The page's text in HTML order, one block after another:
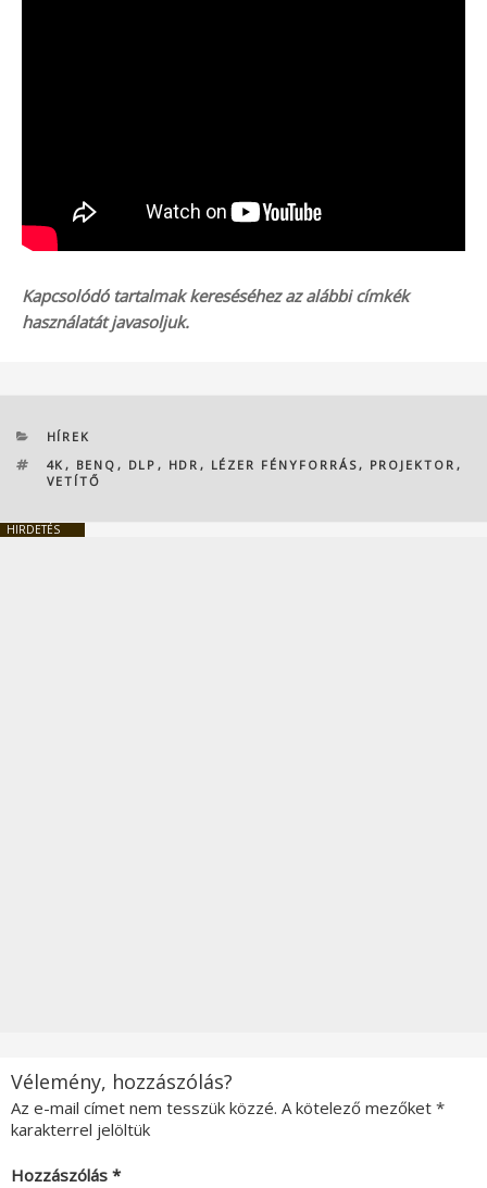
Kapcsolódó tartalmak kereséséhez az alábbi címkék
használatát javasoljuk.
KATEGÓRIÁK
HÍREK
CÍMKÉK
4K , BENQ , DLP , HDR , LÉZER FÉNYFORRÁS, PROJEKTOR ,
VETÍTŐ
HIRDETÉS
Vélemény, hozzászólás?
Az e-mail címet nem tesszük közzé. A kötelező mezőket *
karakterrel jelöltük
Hozzászólás *